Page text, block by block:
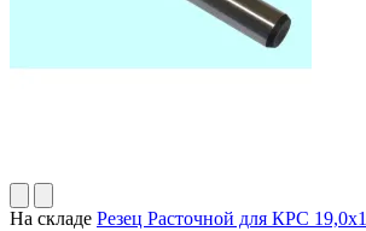
На складе Резец Расточной для КРС